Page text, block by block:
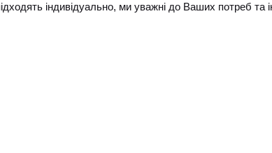
індивідуально, ми уважні до Ваших потреб та